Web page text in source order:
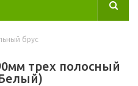
брус
трех полосный